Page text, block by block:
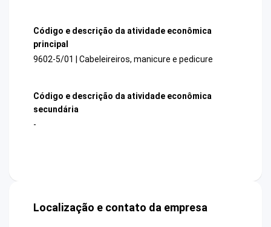
Código e descrição da atividade econômica
principal
9602-5/01 | Cabeleireiros, manicure e pedicure
Código e descrição da atividade econômica
secundária
-
Localização e contato da empresa